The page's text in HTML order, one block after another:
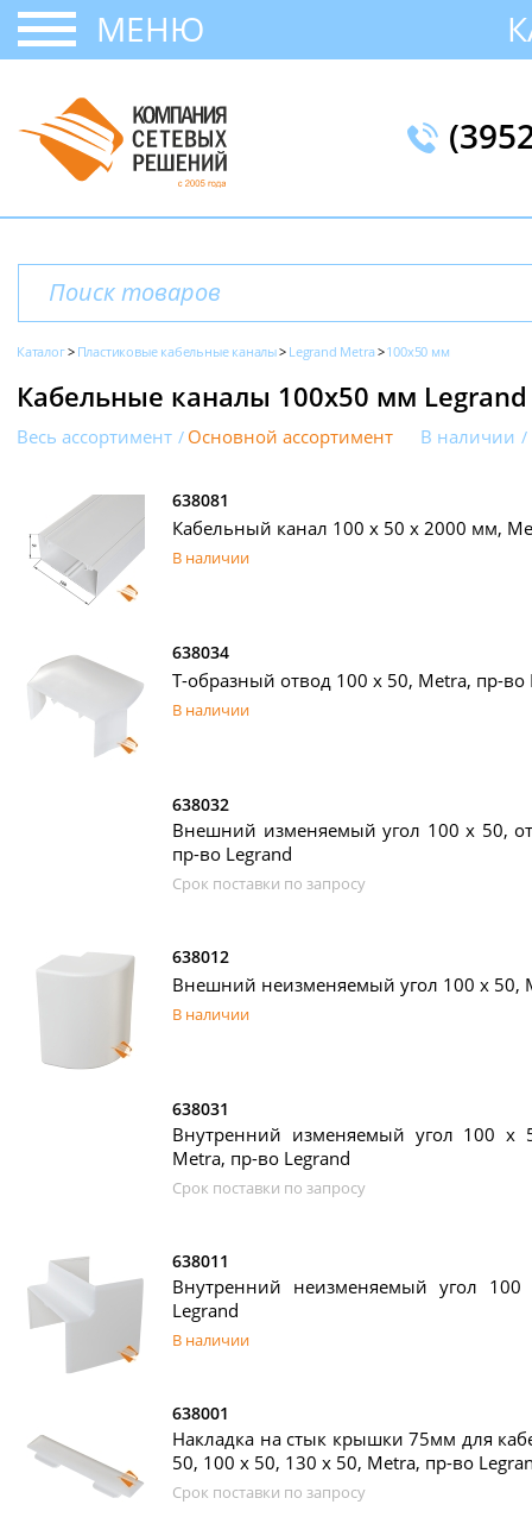
МЕНЮ
Каталог Пластиковые кабельные каналы Legrand Metra 100х50 мм
Кабельные каналы 100х50 мм
Весь ассортимент Основной ассортимент В наличии
638081
Кабельный канал 100 х 50 x 2000 мм,
В наличии
638034
T-образный отвод 100 х 50, Metra, пр-во
В наличии
638032
Внешний изменяемый угол 100 х 50,
пр-во Legrand
Срок поставки по запросу
638012
Внешний неизменяемый угол 100 х 50,
В наличии
638031
Внутренний изменяемый угол 100 х
Metra, пр-во Legrand
Срок поставки по запросу
638011
Внутренний неизменяемый угол
Legrand
В наличии
638001
Накладка на стык крышки 75мм для
50, 100 х 50, 130 х 50, Metra, пр-во
Срок поставки по запросу